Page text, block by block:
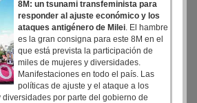
8M: un tsunami transfeminista para
responder al ajuste económico y los
ataques antigénero de Milei. El hambre
es la gran consigna para este 8M en el
que está prevista la participación de
miles de mujeres y diversidades.
Manifestaciones en todo el país. Las
políticas de ajuste y el ataque a los
por parte del gobierno de